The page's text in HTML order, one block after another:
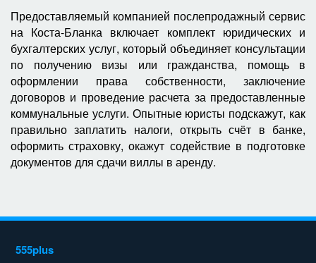
Предоставляемый компанией послепродажный сервис
на Коста-Бланка включает комплект юридических и
бухгалтерских услуг, который объединяет консультации
по получению визы или гражданства, помощь в
оформлении права собственности, заключение
договоров и проведение расчета за предоставленные
коммунальные услуги. Опытные юристы подскажут, как
правильно заплатить налоги, открыть счёт в банке,
оформить страховку, окажут содействие в подготовке
документов для сдачи виллы в аренду.
555plus